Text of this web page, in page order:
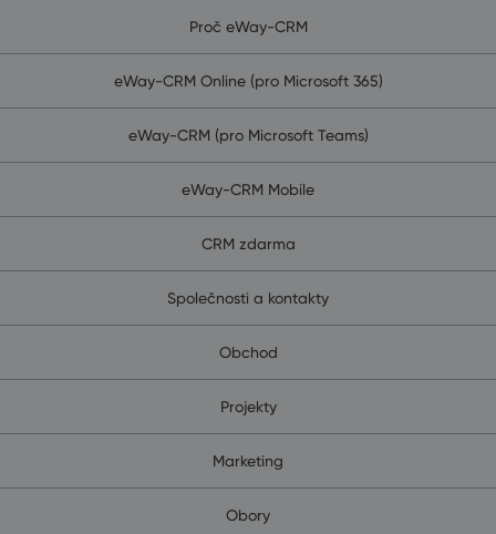
Proč eWay-CRM
eWay-CRM Online (pro Microsoft 365)
eWay-CRM (pro Microsoft Teams)
eWay-CRM Mobile
CRM zdarma
Společnosti a kontakty
Obchod
Projekty
Marketing
Obory